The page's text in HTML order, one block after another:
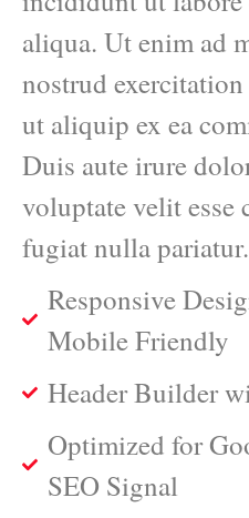
aliqua. Ut enim ad
nostrud
ut aliquip ex ea
Duis aute irure
voluptate velit esse
fugiat nulla pariatur.
Responsive
Mobile Friendly
Header Builder
Optimized for
SEO Signal